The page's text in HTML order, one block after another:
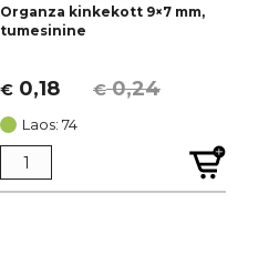
Organza kinkekott 9×7 mm,
tumesinine
€0,24
Algne
hind
oli:
€ 0,24.
€ 0,18
Current
price
is:
€ 0,18.
Laos: 74